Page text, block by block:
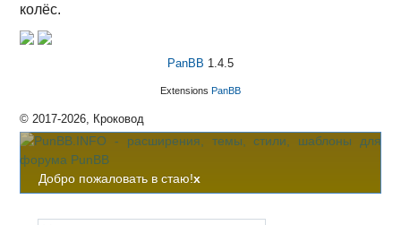
колёс.
PanBB 1.4.5
Extensions PanBB
© 2017-2026, Кроковод
Добро пожаловать в стаю!x